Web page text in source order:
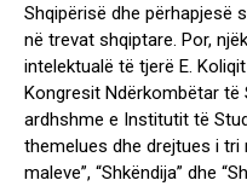
Shqipërisë dhe përhapjesë
në trevat shqiptare. Por,
intelektualë të tjerë E.
Kongresit Ndërkombëtar të
ardhshme e Institutit të
themelues dhe drejtues i tri
maleve”, “Shkëndija” dhe